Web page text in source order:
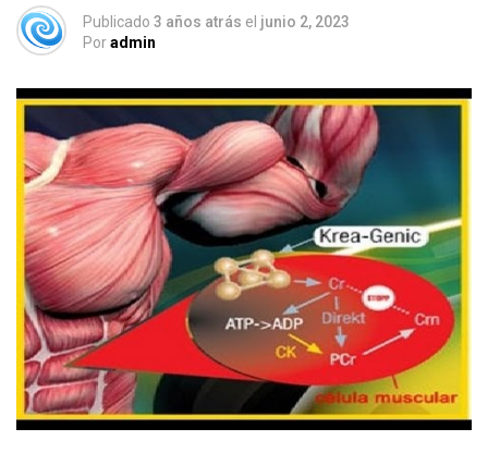
Publicado 3 años atrás el junio 2, 2023
Poradmin